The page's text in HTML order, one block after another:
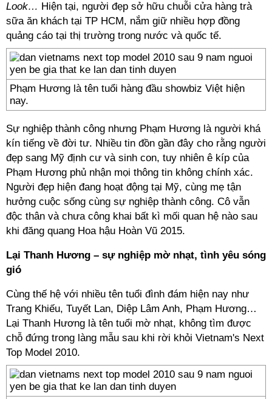
Look… Hiện tại, người đẹp sở hữu chuỗi cửa hàng trà
sữa ăn khách tại TP HCM, nắm giữ nhiều hợp đồng
quảng cáo tại thị trường trong nước và quốc tế.
Phạm Hương là tên tuổi hàng đầu showbiz Việt hiện
nay.
Sự nghiệp thành công nhưng Phạm Hương là người khá
kín tiếng về đời tư. Nhiều tin đồn gần đây cho rằng người
đẹp sang Mỹ định cư và sinh con, tuy nhiên ê kíp của
Phạm Hương phủ nhận mọi thông tin không chính xác.
Người đẹp hiện đang hoạt động tại Mỹ, cùng mẹ tận
hưởng cuộc sống cùng sự nghiệp thành công. Cô vẫn
độc thân và chưa công khai bất kì mối quan hệ nào sau
khi đăng quang Hoa hậu Hoàn Vũ 2015.
Lại Thanh Hương – sự nghiệp mờ nhạt, tình yêu sóng
gió
Cùng thế hệ với nhiều tên tuổi đình đám hiện nay như
Trang Khiếu, Tuyết Lan, Diệp Lâm Anh, Phạm Hương…
Lại Thanh Hương là tên tuổi mờ nhạt, không tìm được
chỗ đứng trong làng mẫu sau khi rời khỏi Vietnam's Next
Top Model 2010.